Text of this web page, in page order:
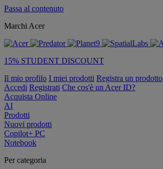
Passa al contenuto
Marchi Acer
15% STUDENT DISCOUNT
Il mio profilo I miei prodotti Registra un prodotto
Accedi Registrati Che cos'è un Acer ID?
Acquista Online
AI
Prodotti
Nuovi prodotti
Copilot+ PC
Notebook
Per categoria